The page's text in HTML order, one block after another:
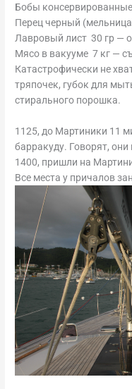
Бобы
Перец черный
Лавровый лист 30 гр —
Мясо в вакууме 7 кг —
Катастрофически не
тряпочек, губок для
стирального порошка.
1125, до Мартиники 11
барракуду. Говорят, они
1400, пришли на
Все места у причалов